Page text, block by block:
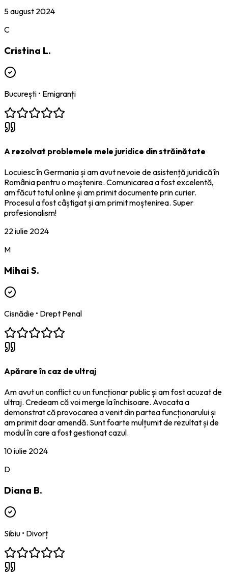
5 august 2024
C
Cristina L.
București • Emigranți
A rezolvat problemele mele juridice din străinătate
Locuiesc în Germania și am avut nevoie de asistență juridică în
România pentru o moștenire. Comunicarea a fost excelentă,
am făcut totul online și am primit documente prin curier.
Procesul a fost câștigat și am primit moștenirea. Super
profesionalism!
22 iulie 2024
M
Mihai S.
Cisnădie • Drept Penal
Apărare în caz de ultraj
Am avut un conflict cu un funcționar public și am fost acuzat de
ultraj. Credeam că voi merge la închisoare. Avocata a
demonstrat că provocarea a venit din partea funcționarului și
am primit doar amendă. Sunt foarte mulțumit de rezultat și de
modul în care a fost gestionat cazul.
10 iulie 2024
D
Diana B.
Sibiu • Divorț